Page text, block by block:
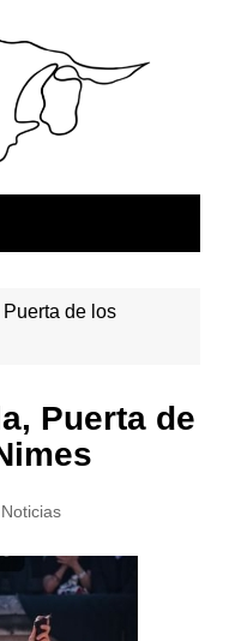
de los
Puerta de
Noticias